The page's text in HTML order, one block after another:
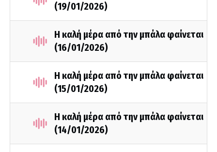
(19/01/2026)
Η καλή μέρα από την μπάλα φαίνεται
(16/01/2026)
Η καλή μέρα από την μπάλα φαίνεται
(15/01/2026)
Η καλή μέρα από την μπάλα φαίνεται
(14/01/2026)